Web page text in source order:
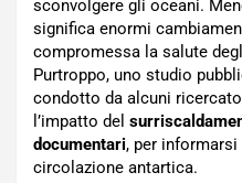
sconvolgere gli oceani.
significa enormi
compromessa la salute
Purtroppo, uno studio
condotto da alcuni
l’impatto del
documentari, per
circolazione antartica.